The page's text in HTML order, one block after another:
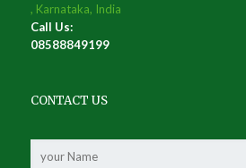
, Karnataka, India
Call Us:
08588849199
CONTACT US